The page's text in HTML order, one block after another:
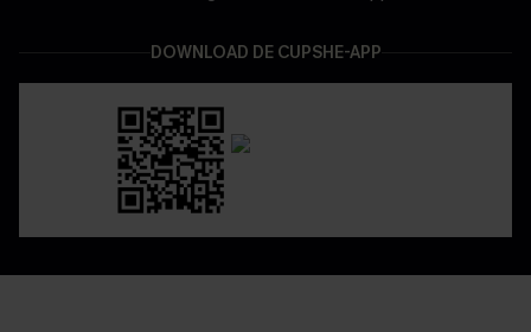
DOWNLOAD DE CUPSHE-APP